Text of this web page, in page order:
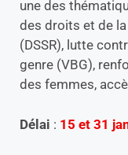
une des
des droits et de
(DSSR), lutte
genre (VBG),
des femmes,
Délai : 15 et 31